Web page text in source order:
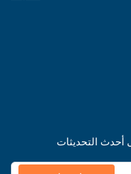
أحدث التحديثات